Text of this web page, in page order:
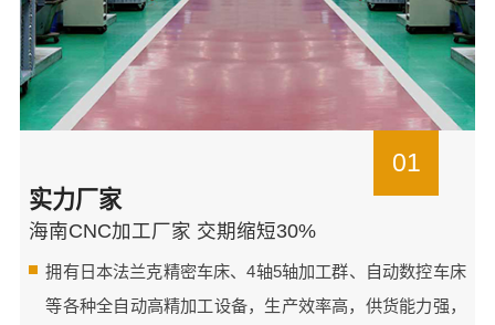
01
实力厂家
海南CNC加工厂家 交期缩短30%
拥有日本法兰克精密车床、4轴5轴加工群、自动数控车床
等各种全自动高精加工设备，生产效率高，供货能力强，